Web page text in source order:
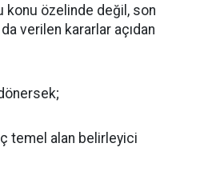
konu özelinde değil, son
verilen kararlar açıdan
temel alan belirleyici